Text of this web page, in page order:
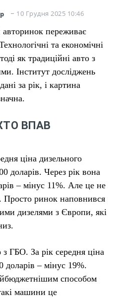
10 Грудня 2025 10:46
переживає
та економічні
як традиційні авто з
Інститут досліджень
за рік, і картина
ВПАВ
ціна дизельного
доларів. Через рік вона
– мінус 11%. Але це не
Просто ринок наповнився
дизелями з Європи, які
ГБО. За рік середня ціна
доларів – мінус 19%.
способом
машини це